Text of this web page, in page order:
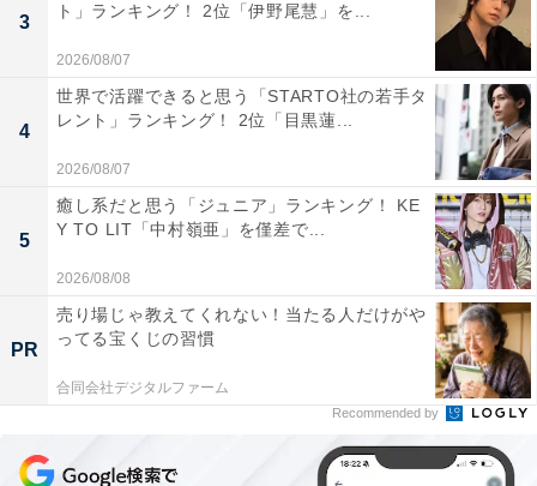
川敷というロケーションも魅力で、迫力ある映像や写真
回答者からは「ここの花火の迫力は他の場所に比べ物に
ないくらいすごいからです」(40代女性／埼玉県)、「長
岡の花火大会はとても有名でよくSNSでも大迫力の動画
を見る」(20代女性／東京都)、「住んでいるのが長岡の
となりの市です。観客が多すぎて、いまではテレビでし
か長岡花火を見ませんが、それでも、やはりこれは全国
でも一、二を争う、素晴らしく見栄えのする花火大会だ
と思います」(60代男性／新潟県)といった声が集まりま
した。
※回答者からのコメントは原文ママです
3
ト」ランキング！ 2位「伊野尾慧」を...
2026/08/07
4
世界で活躍できると思う「STARTO社の若手タ
レント」ランキング！ 2位「目黒蓮...
2026/08/07
5
癒し系だと思う「ジュニア」ランキング！ KE
Y TO LIT「中村嶺亜」を僅差で...
2026/08/08
PR
売り場じゃ教えてくれない！当たる人だけがや
ってる宝くじの習慣
合同会社デジタルファーム
Recommended by